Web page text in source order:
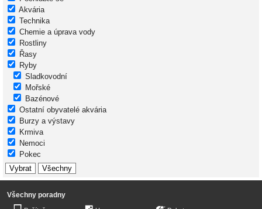
Akvária
Technika
Chemie a úprava vody
Rostliny
Řasy
Ryby
Sladkovodní
Mořské
Bazénové
Ostatní obyvatelé akvária
Burzy a výstavy
Krmiva
Nemoci
Pokec
Všechny poradny